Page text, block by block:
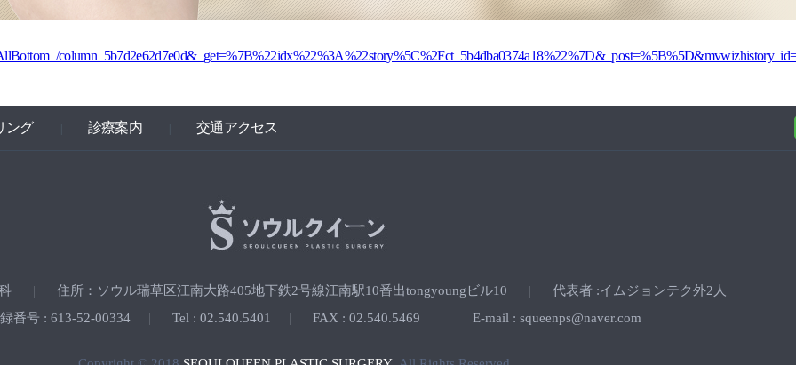
ング 診療案内 交通アクセス
住所：ソウル瑞草区江南大路405地下鉄2号線江南駅10番出tongyoungビル10
代表者 :イムジョンテク外2人
番号 : 613-52-00334
Tel : 02.540.5401 FAX : 02.540.5469 E-mail : squeenps@naver.com